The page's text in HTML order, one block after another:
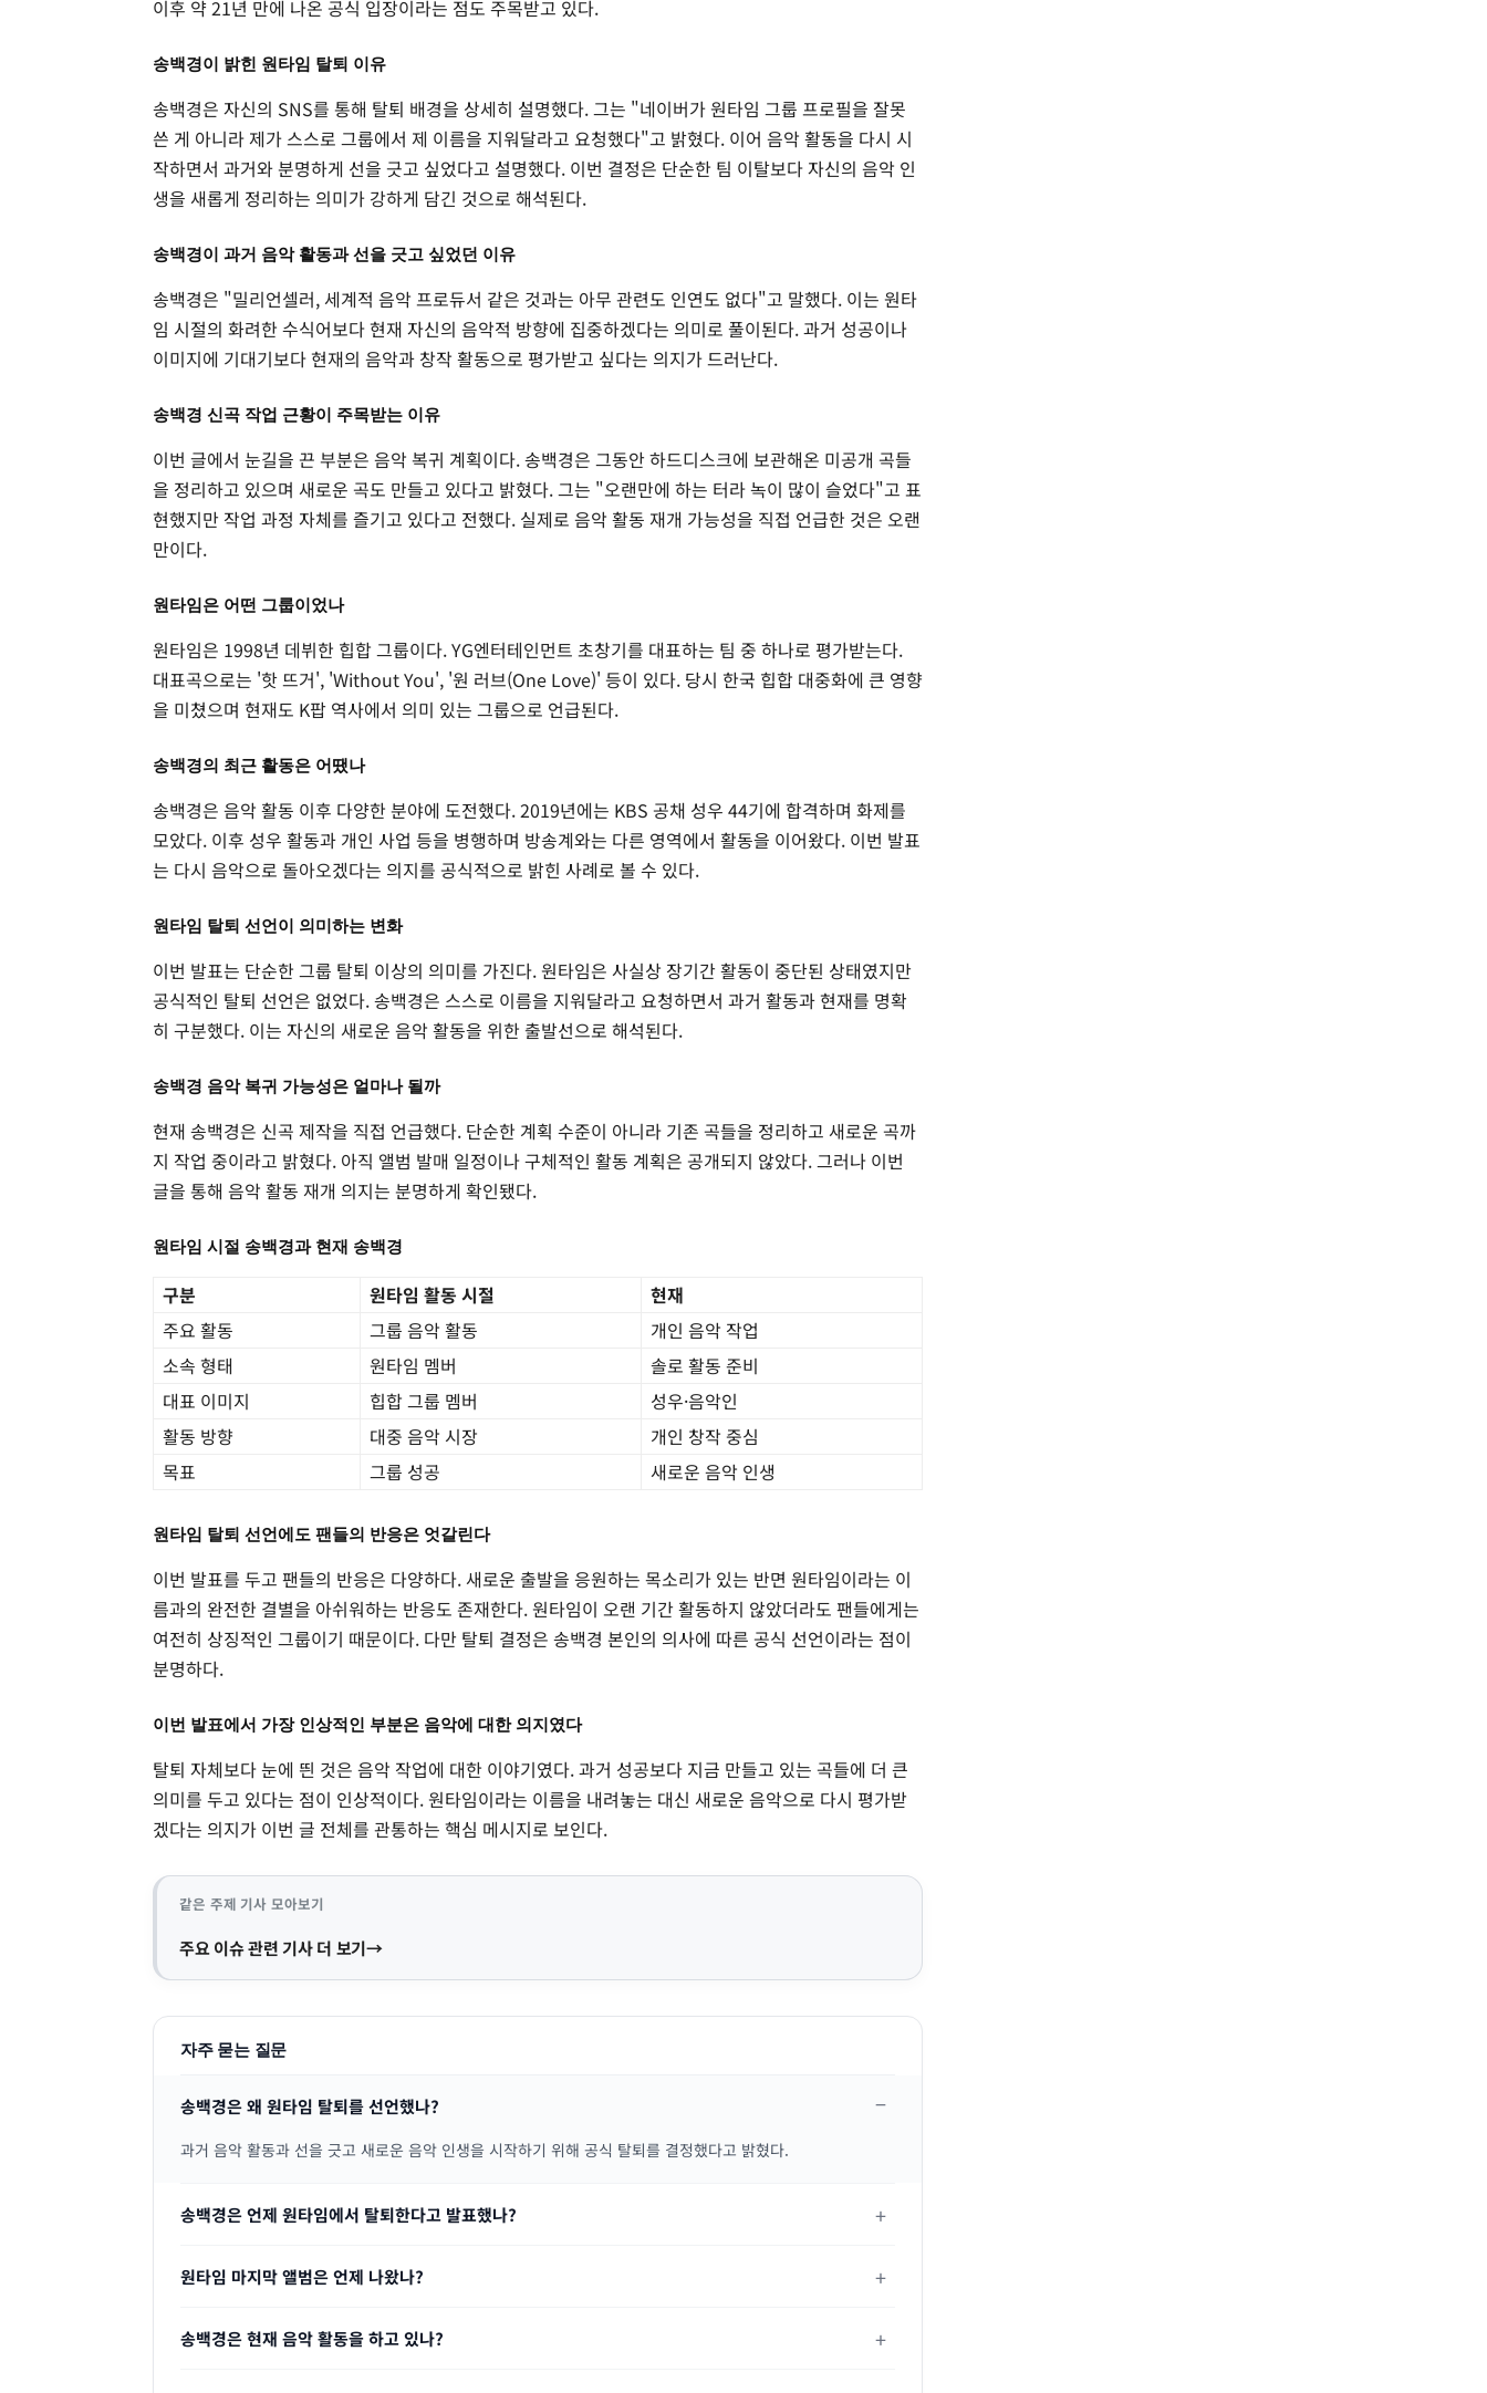
이후 약 21년 만에 나온 공식 입장이라는 점도 주목받고 있다.
송백경이 밝힌 원타임 탈퇴 이유
송백경은 자신의 SNS를 통해 탈퇴 배경을 상세히 설명했다. 그는 "네이버가 원타임 그룹 프로필을 잘못
쓴 게 아니라 제가 스스로 그룹에서 제 이름을 지워달라고 요청했다"고 밝혔다. 이어 음악 활동을 다시 시
작하면서 과거와 분명하게 선을 긋고 싶었다고 설명했다. 이번 결정은 단순한 팀 이탈보다 자신의 음악 인
생을 새롭게 정리하는 의미가 강하게 담긴 것으로 해석된다.
송백경이 과거 음악 활동과 선을 긋고 싶었던 이유
송백경은 "밀리언셀러, 세계적 음악 프로듀서 같은 것과는 아무 관련도 인연도 없다"고 말했다. 이는 원타
임 시절의 화려한 수식어보다 현재 자신의 음악적 방향에 집중하겠다는 의미로 풀이된다. 과거 성공이나
이미지에 기대기보다 현재의 음악과 창작 활동으로 평가받고 싶다는 의지가 드러난다.
송백경 신곡 작업 근황이 주목받는 이유
이번 글에서 눈길을 끈 부분은 음악 복귀 계획이다. 송백경은 그동안 하드디스크에 보관해온 미공개 곡들
을 정리하고 있으며 새로운 곡도 만들고 있다고 밝혔다. 그는 "오랜만에 하는 터라 녹이 많이 슬었다"고 표
현했지만 작업 과정 자체를 즐기고 있다고 전했다. 실제로 음악 활동 재개 가능성을 직접 언급한 것은 오랜
만이다.
원타임은 어떤 그룹이었나
원타임은 1998년 데뷔한 힙합 그룹이다. YG엔터테인먼트 초창기를 대표하는 팀 중 하나로 평가받는다.
대표곡으로는 '핫 뜨거', 'Without You', '원 러브(One Love)' 등이 있다. 당시 한국 힙합 대중화에 큰 영향
을 미쳤으며 현재도 K팝 역사에서 의미 있는 그룹으로 언급된다.
송백경의 최근 활동은 어땠나
송백경은 음악 활동 이후 다양한 분야에 도전했다. 2019년에는 KBS 공채 성우 44기에 합격하며 화제를
모았다. 이후 성우 활동과 개인 사업 등을 병행하며 방송계와는 다른 영역에서 활동을 이어왔다. 이번 발표
는 다시 음악으로 돌아오겠다는 의지를 공식적으로 밝힌 사례로 볼 수 있다.
원타임 탈퇴 선언이 의미하는 변화
이번 발표는 단순한 그룹 탈퇴 이상의 의미를 가진다. 원타임은 사실상 장기간 활동이 중단된 상태였지만
공식적인 탈퇴 선언은 없었다. 송백경은 스스로 이름을 지워달라고 요청하면서 과거 활동과 현재를 명확
히 구분했다. 이는 자신의 새로운 음악 활동을 위한 출발선으로 해석된다.
송백경 음악 복귀 가능성은 얼마나 될까
현재 송백경은 신곡 제작을 직접 언급했다. 단순한 계획 수준이 아니라 기존 곡들을 정리하고 새로운 곡까
지 작업 중이라고 밝혔다. 아직 앨범 발매 일정이나 구체적인 활동 계획은 공개되지 않았다. 그러나 이번
글을 통해 음악 활동 재개 의지는 분명하게 확인됐다.
원타임 시절 송백경과 현재 송백경
구분 원타임 활동 시절
현재
주요 활동
그룹 음악 활동
개인 음악 작업
소속 형태
원타임 멤버
솔로 활동 준비
대표 이미지
힙합 그룹 멤버
성우·음악인
활동 방향
대중 음악 시장
개인 창작 중심
목표
그룹 성공 새로운 음악 인생
원타임 탈퇴 선언에도 팬들의 반응은 엇갈린다
이번 발표를 두고 팬들의 반응은 다양하다. 새로운 출발을 응원하는 목소리가 있는 반면 원타임이라는 이
름과의 완전한 결별을 아쉬워하는 반응도 존재한다. 원타임이 오랜 기간 활동하지 않았더라도 팬들에게는
여전히 상징적인 그룹이기 때문이다. 다만 탈퇴 결정은 송백경 본인의 의사에 따른 공식 선언이라는 점이
분명하다.
이번 발표에서 가장 인상적인 부분은 음악에 대한 의지였다
탈퇴 자체보다 눈에 띈 것은 음악 작업에 대한 이야기였다. 과거 성공보다 지금 만들고 있는 곡들에 더 큰
의미를 두고 있다는 점이 인상적이다. 원타임이라는 이름을 내려놓는 대신 새로운 음악으로 다시 평가받
겠다는 의지가 이번 글 전체를 관통하는 핵심 메시지로 보인다.
같은 주제 기사 모아보기
주요 이슈 관련 기사 더 보기
자주 묻는 질문
송백경은 왜 원타임 탈퇴를 선언했나?
과거 음악 활동과 선을 긋고 새로운 음악 인생을 시작하기 위해 공식 탈퇴를 결정했다고 밝혔다.
송백경은 언제 원타임에서 탈퇴한다고 발표했나?
원타임 마지막 앨범은 언제 나왔나?
송백경은 현재 음악 활동을 하고 있나?